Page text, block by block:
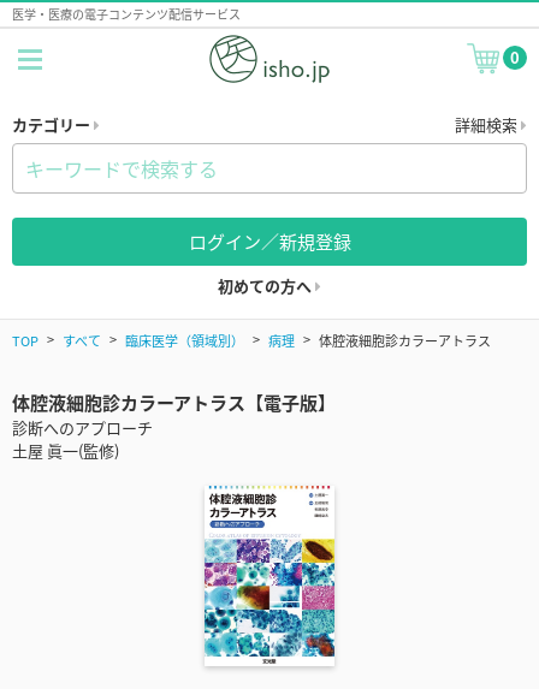
医学・医療の電子コンテンツ配信サービス
0
カテゴリー 詳細検索
ログイン／新規登録
初めての方へ
TOP すべて 臨床医学（領域別） 病理 体腔液細胞診カラーアトラス
体腔液細胞診カラーアトラス【電子版】
診断へのアプローチ
土屋 眞一(監修)